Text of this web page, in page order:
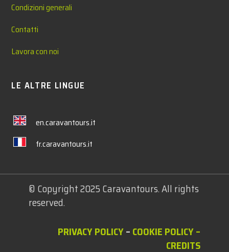
Condizioni generali
Contatti
Lavora con noi
LE ALTRE LINGUE
en.caravantours.it
fr.caravantours.it
© Copyright 2025 Caravantours. All rights
reserved.
PRIVACY POLICY– COOKIE POLICY–
CREDITS